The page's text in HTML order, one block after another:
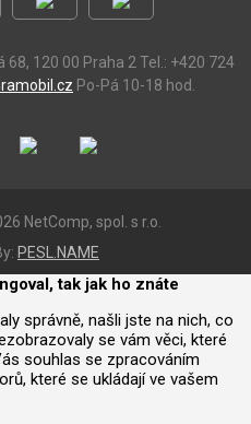
68, 120 00 Praha 2 Tel.: +420 724
Po-Pá 10-18 hod.
NetComp, spol. s r.o.
PESL.NAME
tak jak ho znáte
správně, našli jste na nich, co
se vám věci, které
souhlas se zpracováním
které se ukládají ve vašem